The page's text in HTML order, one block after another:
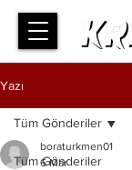
Yazı
Tüm Gönderiler
Tüm Gönderiler
boraturkmen01
6 Mar